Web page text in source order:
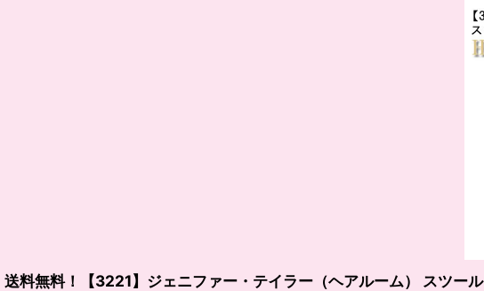
送料無料！【3221】ジェニファー・テイラー（ヘアルーム） スツール